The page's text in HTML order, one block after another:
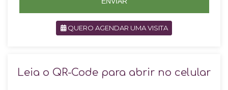
QUERO AGENDAR UMA VISITA
Leia o QR-Code para abrir no celular